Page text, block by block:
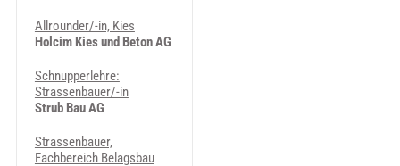
Allrounder/-in, Kies
Holcim Kies und Beton AG
Schnupperlehre:
Strassenbauer/-in
Strub Bau AG
Strassenbauer,
Fachbereich Belagsbau